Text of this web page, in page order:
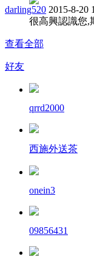
darling520 2015-8-20
很高興認識您,
查看全部
好友
qrrd2000
西施外送茶
onein3
09856431